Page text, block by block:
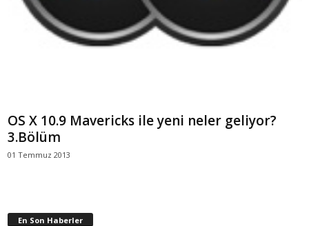
OS X 10.9 Mavericks ile yeni neler geliyor?
3.Bölüm
01 Temmuz 2013
En Son Haberler